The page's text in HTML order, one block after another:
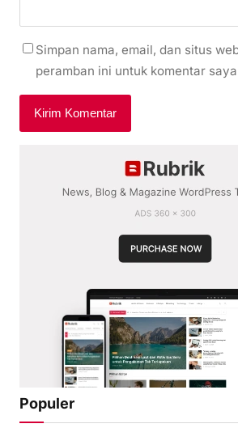
Simpan nama, email, dan situs
peramban ini untuk komentar
Populer